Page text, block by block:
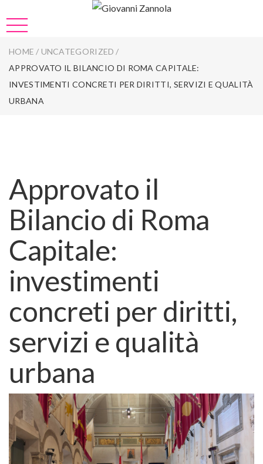
HOME / UNCATEGORIZED /
APPROVATO IL BILANCIO DI ROMA CAPITALE:
INVESTIMENTI CONCRETI PER DIRITTI, SERVIZI E QUALITÀ
URBANA
Approvato il
Bilancio di Roma
Capitale:
investimenti
concreti per diritti,
servizi e qualità
urbana